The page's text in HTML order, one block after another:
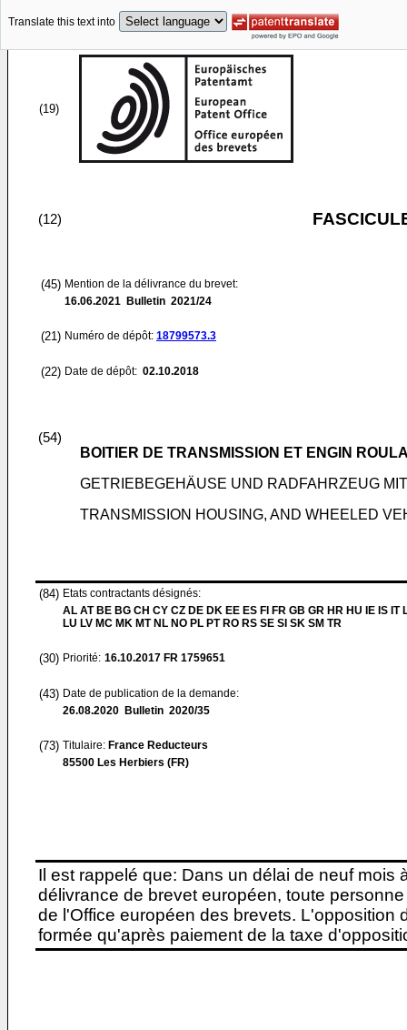
Translate this text into
(19)
(12)
(45) Mention de la délivrance du brevet:
16.06.2021 Bulletin 2021/24
(21) Numéro de dépôt: 18799573.3
(22) Date de dépôt: 02.10.2018
(54)
BOITIER DE TRANSMISSION ET ENGIN
GETRIEBEGEHÄUSE UND RADFAHRZEUG
TRANSMISSION HOUSING, AND WHEELED
(84) Etats contractants désignés:
AL AT BE BG CH CY CZ DE DK EE ES FI FR GB GR HR HU IE IS IT
LU LV MC MK MT NL NO PL PT RO RS SE SI SK SM TR
(30) Priorité: 16.10.2017 FR 1759651
(43) Date de publication de la demande:
26.08.2020 Bulletin 2020/35
(73) Titulaire: France Reducteurs
85500 Les Herbiers (FR)
Il est rappelé que: Dans un délai de neuf
délivrance de brevet européen, toute
de l'Office européen des brevets. L'opposition
formée qu'après paiement de la taxe